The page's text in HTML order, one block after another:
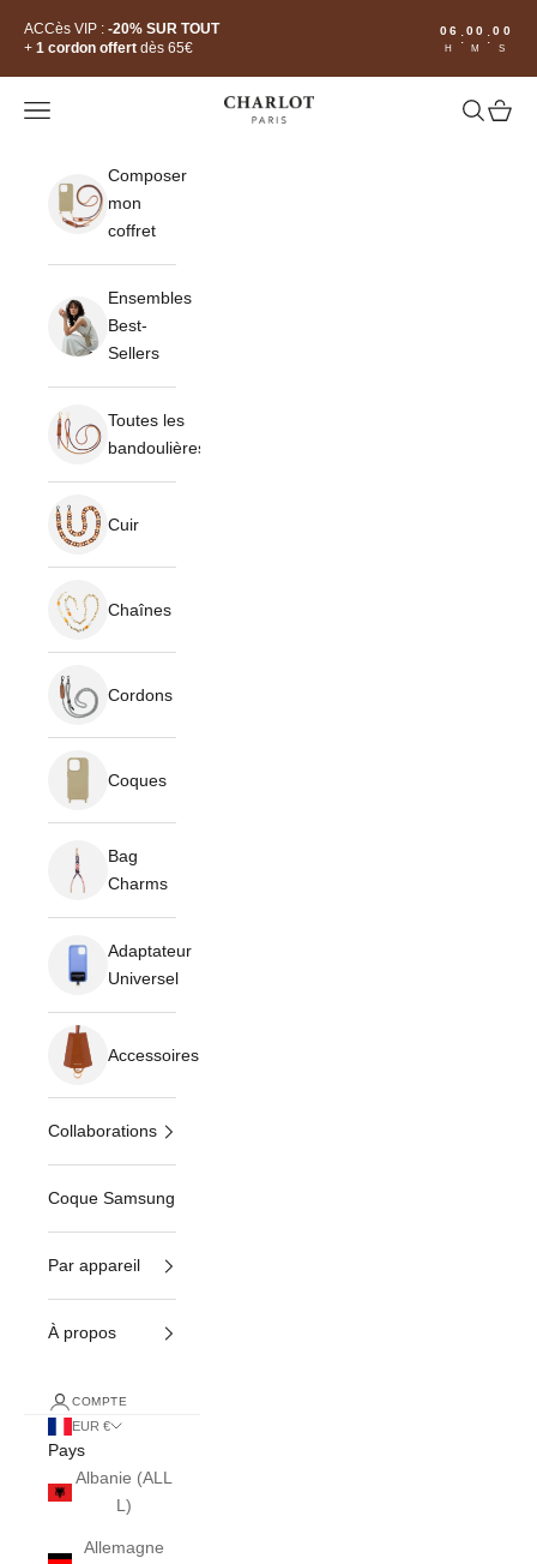
ACCès VIP : -20% SUR TOUT
+ 1 cordon offert dès 65€
06
H
:00
M
:00
S
CHARLOT · Paris
Ouvrir la navigation Ouvrir la
Voir
Composer
mon
coffret
Ensembles
Best-
Sellers
Toutes les
bandoulières
Cuir
Chaînes
Cordons
Coques
Bag
Charms
Adaptateur
Universel
Accessoires
Collaborations
Coque Samsung
Par appareil
À propos
COMPTE
EUR €
Pays
Albanie (ALL
L)
Allemagne